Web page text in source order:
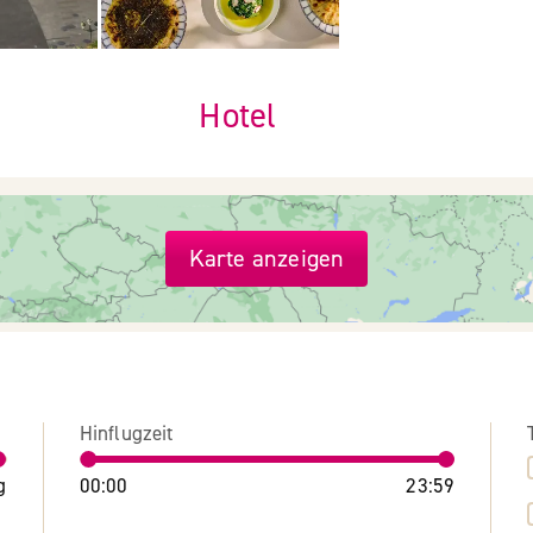
Hotel
Karte anzeigen
Hinflugzeit
00:00 23:59